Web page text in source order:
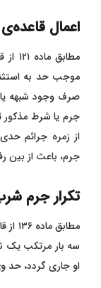
اعمال قاعده‌ی
موجب حد به
صرف وجود شبهه
جرم یا شرط مذکور
از زمره جرائم
جرم، باعث از بین
تکرار جرم
سه بار مرتکب یک
او جاری گردد، حد